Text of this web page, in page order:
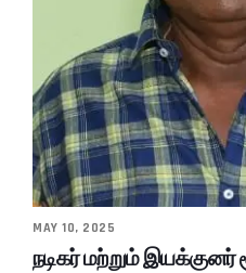
MAY 10, 2025
நடிகர் மற்றும் இயக்குனர்